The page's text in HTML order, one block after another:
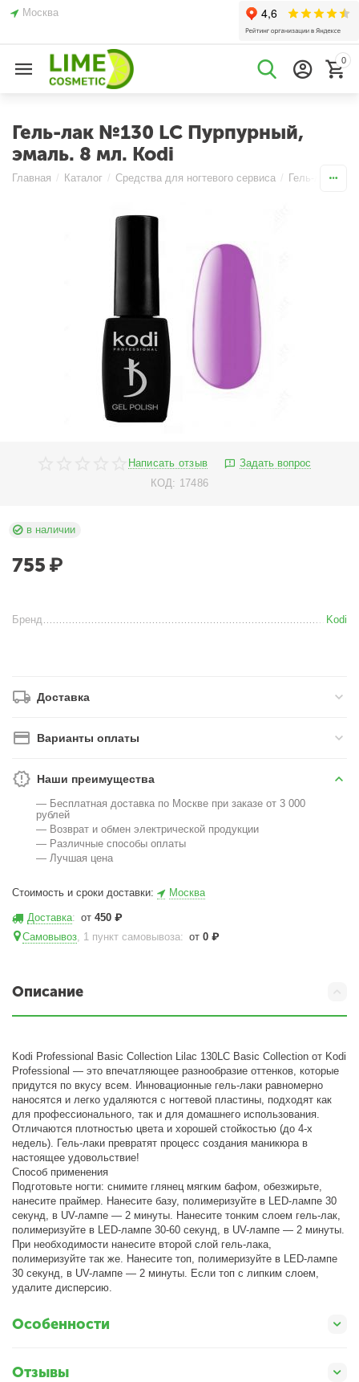
Москва
0
Гель-лак №130 LC Пурпурный,
эмаль. 8 мл. Kodi
Главная / Каталог / Средства для ногтевого сервиса / Гель-лаки
Написать отзыв
Задать вопрос
КОД: 17486
в наличии
755 ₽
Бренд Kodi
Доставка
Варианты оплаты
Наши преимущества
— Бесплатная доставка по Москве при заказе от 3 000
рублей
— Возврат и обмен электрической продукции
— Различные способы оплаты
— Лучшая цена
Стоимость и сроки доставки: Москва
Доставка: от450 ₽
Самовывоз, 1 пункт самовывоза: от0 ₽
Описание
Kodi Professional Basic Collection Lilac 130LC Basic Collection от Kodi
Professional — это впечатляющее разнообразие оттенков, которые
придутся по вкусу всем. Инновационные гель-лаки равномерно
наносятся и легко удаляются с ногтевой пластины, подходят как
для профессионального, так и для домашнего использования.
Отличаются плотностью цвета и хорошей стойкостью (до 4-х
недель). Гель-лаки превратят процесс создания маникюра в
настоящее удовольствие!
Способ применения
Подготовьте ногти: снимите глянец мягким бафом, обезжирьте,
нанесите праймер. Нанесите базу, полимеризуйте в LED-лампе 30
секунд, в UV-лампе — 2 минуты. Нанесите тонким слоем гель-лак,
полимеризуйте в LED-лампе 30-60 секунд, в UV-лампе — 2 минуты.
При необходимости нанесите второй слой гель-лака,
полимеризуйте так же. Нанесите топ, полимеризуйте в LED-лампе
30 секунд, в UV-лампе — 2 минуты. Если топ с липким слоем,
удалите дисперсию.
Особенности
Отзывы